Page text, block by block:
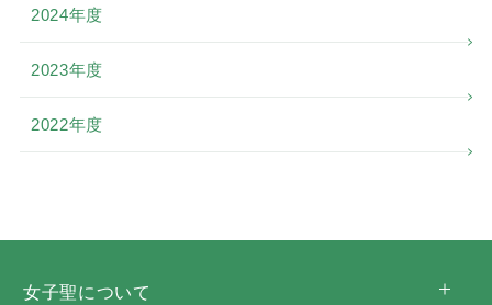
2024年度
2023年度
2022年度
女子聖について